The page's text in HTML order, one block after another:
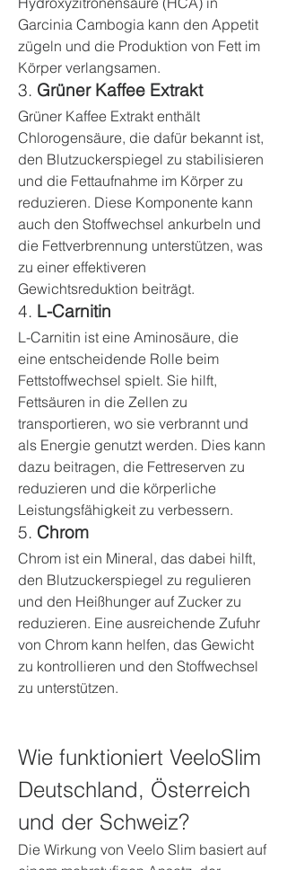
Garcinia Cambogia kann den Appetit
zügeln und die Produktion von Fett im
Körper verlangsamen.
3. Grüner Kaffee Extrakt
Grüner Kaffee Extrakt enthält
Chlorogensäure, die dafür bekannt ist,
den Blutzuckerspiegel zu stabilisieren
und die Fettaufnahme im Körper zu
reduzieren. Diese Komponente kann
auch den Stoffwechsel ankurbeln und
die Fettverbrennung unterstützen, was
zu einer effektiveren
Gewichtsreduktion beiträgt.
4. L-Carnitin
L-Carnitin ist eine Aminosäure, die
eine entscheidende Rolle beim
Fettstoffwechsel spielt. Sie hilft,
Fettsäuren in die Zellen zu
transportieren, wo sie verbrannt und
als Energie genutzt werden. Dies kann
dazu beitragen, die Fettreserven zu
reduzieren und die körperliche
Leistungsfähigkeit zu verbessern.
5. Chrom
Chrom ist ein Mineral, das dabei hilft,
den Blutzuckerspiegel zu regulieren
und den Heißhunger auf Zucker zu
reduzieren. Eine ausreichende Zufuhr
von Chrom kann helfen, das Gewicht
zu kontrollieren und den Stoffwechsel
zu unterstützen.
Wie funktioniert VeeloSlim
Deutschland, Österreich
und der Schweiz?
Die Wirkung von Veelo Slim basiert auf